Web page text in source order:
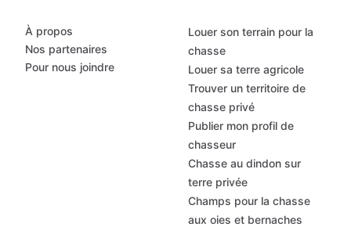
À propos
Nos partenaires
Pour nous joindre
Louer son terrain pour la
chasse
Louer sa terre agricole
Trouver un territoire de
chasse privé
Publier mon profil de
chasseur
Chasse au dindon sur
terre privée
Champs pour la chasse
aux oies et bernaches